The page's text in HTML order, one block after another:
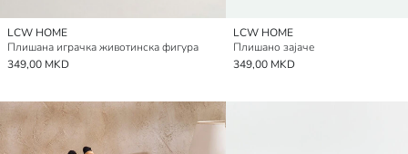
LCW HOME
Плишана играчка животинска фигура
349,00 MKD
LCW HOME
Плишано зајаче
349,00 MKD